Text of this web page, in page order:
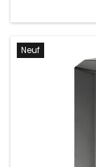
Neuf